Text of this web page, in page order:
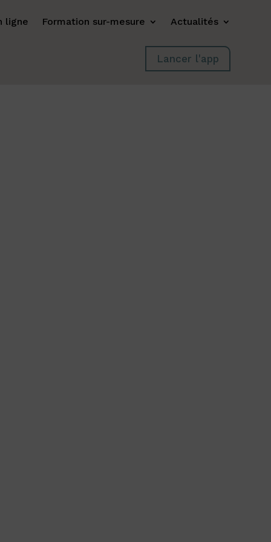
ligne Formation sur-mesure Actualités
Lancer l'app